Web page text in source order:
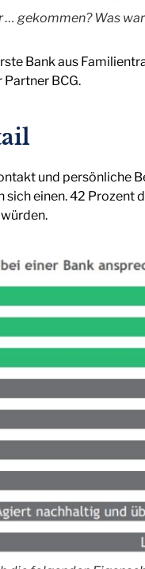
… gekommen? Was
Bank aus
BCG.
und persönliche
sich einen. 42